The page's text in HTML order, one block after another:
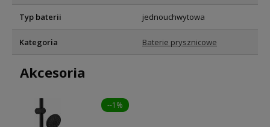
Typ baterii jednouchwytowa
Kategoria Baterie prysznicowe
Akcesoria
--1%